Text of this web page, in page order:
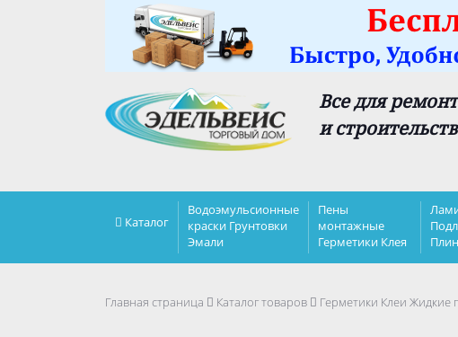
Все для
и
Каталог
Водоэмульсионные
краски Грунтовки
Эмали
Пены
монтажные
Герметики Клея
Главная страница Каталог товаров Герметики Клеи Жидкие